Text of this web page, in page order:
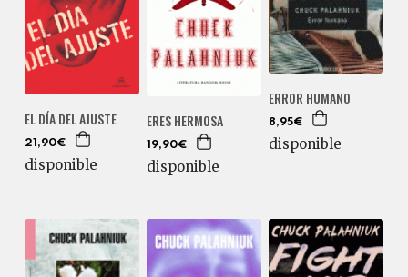
EL DÍA DEL AJUSTE
21,90€
disponible
ERES HERMOSA
19,90€
disponible
ERROR HUMANO
8,95€
disponible